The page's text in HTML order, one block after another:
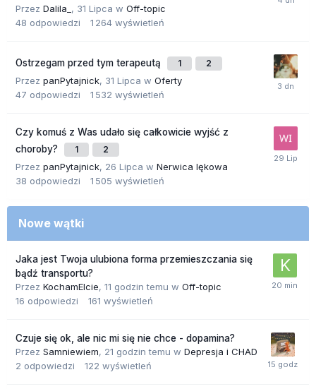
Przez Dalila_ , 31 Lipca w Off-topic
48 odpowiedzi 1 264 wyświetleń
Ostrzegam przed tym terapeutą 1 2
Przez panPytajnick, 31 Lipca w Oferty
47 odpowiedzi 1 532 wyświetleń
Czy komuś z Was udało się całkowicie wyjść z
choroby?
1 2
Przez panPytajnick, 26 Lipca w Nerwica lękowa
38 odpowiedzi 1 505 wyświetleń
Nowe wątki
Jaka jest Twoja ulubiona forma przemieszczania się
bądź transportu?
Przez KochamElcie, 11 godzin temu w Off-topic
16 odpowiedzi 161 wyświetleń
Czuje się ok, ale nic mi się nie chce - dopamina?
Przez Samniewiem, 21 godzin temu w Depresja i CHAD
2 odpowiedzi 122 wyświetleń